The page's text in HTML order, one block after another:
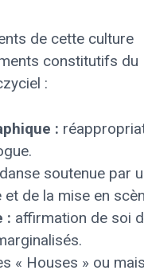
de cette culture
constitutifs du
:
:
soutenue par
de la mise en
: affirmation de soi
« Houses » ou